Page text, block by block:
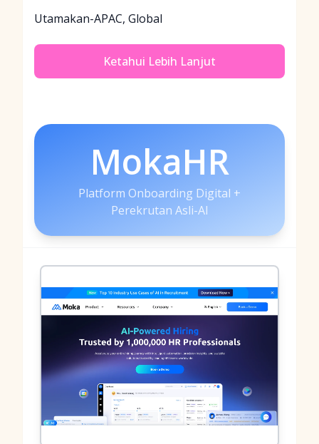
Utamakan-APAC, Global
Ketahui Lebih Lanjut
MokaHR
Platform Onboarding Digital +
Perekrutan Asli-AI